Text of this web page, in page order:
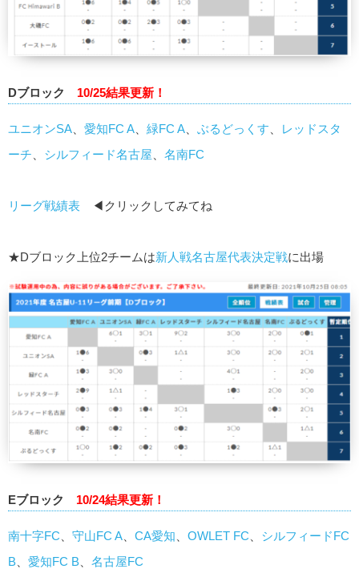
Dブロック 10/25結果更新！
ユニオンSA 愛知FC A 緑FC A ぶるどっくす
レッドスタ
ーチ
シルフィード名古屋 名南FC
リーグ戦績表 ◀クリックしてみてね
★Dブロック上位2チームは新人戦名古屋代表決定戦に出場
Eブロック 10/24結果更新！
南十字FC、 守山FC A、 CA愛知、 OWLET FC、 シルフィードFC
B、 愛知FC B、 名古屋FC